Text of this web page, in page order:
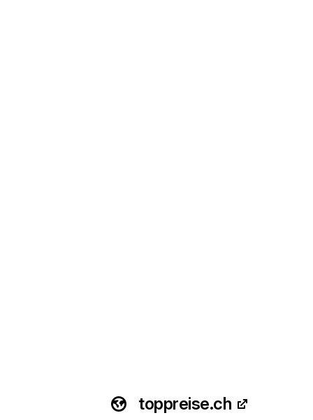
toppreise.ch